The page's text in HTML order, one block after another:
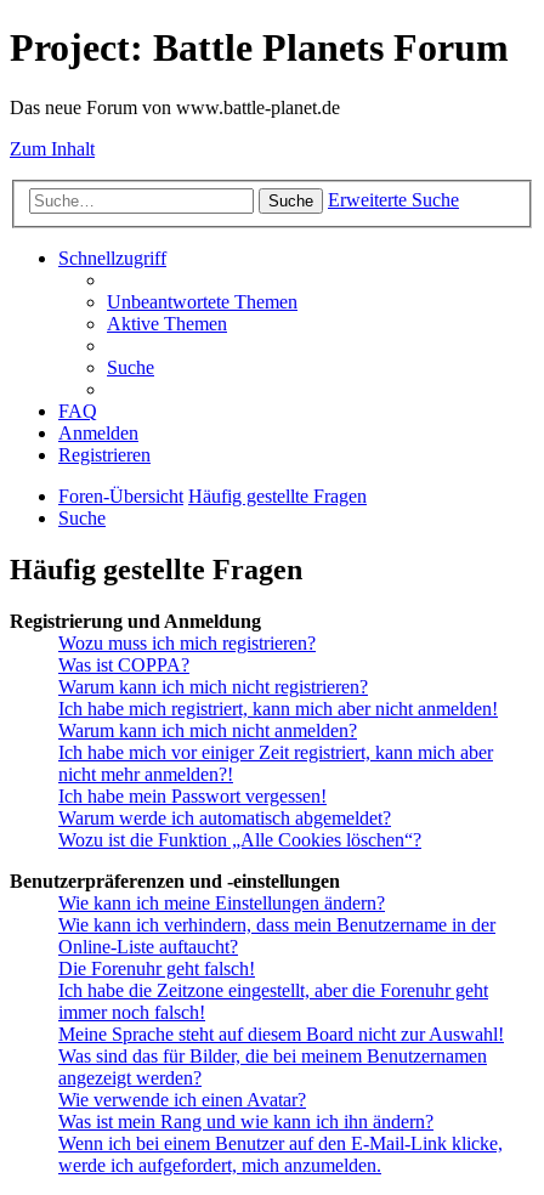
Project: Battle Planets Forum
Das neue Forum von www.battle-planet.de
Zum Inhalt
Suche Erweiterte Suche
Schnellzugriff
Unbeantwortete Themen
Aktive Themen
Suche
FAQ
Anmelden
Registrieren
Foren-Übersicht Häufig gestellte Fragen
Suche
Häufig gestellte Fragen
Registrierung und Anmeldung
Wozu muss ich mich registrieren?
Was ist COPPA?
Warum kann ich mich nicht registrieren?
Ich habe mich registriert, kann mich aber nicht anmelden!
Warum kann ich mich nicht anmelden?
Ich habe mich vor einiger Zeit registriert, kann mich aber
nicht mehr anmelden?!
Ich habe mein Passwort vergessen!
Warum werde ich automatisch abgemeldet?
Wozu ist die Funktion „Alle Cookies löschen“?
Benutzerpräferenzen und -einstellungen
Wie kann ich meine Einstellungen ändern?
Wie kann ich verhindern, dass mein Benutzername in der
Online-Liste auftaucht?
Die Forenuhr geht falsch!
Ich habe die Zeitzone eingestellt, aber die Forenuhr geht
immer noch falsch!
Meine Sprache steht auf diesem Board nicht zur Auswahl!
Was sind das für Bilder, die bei meinem Benutzernamen
angezeigt werden?
Wie verwende ich einen Avatar?
Was ist mein Rang und wie kann ich ihn ändern?
Wenn ich bei einem Benutzer auf den E-Mail-Link klicke,
werde ich aufgefordert, mich anzumelden.